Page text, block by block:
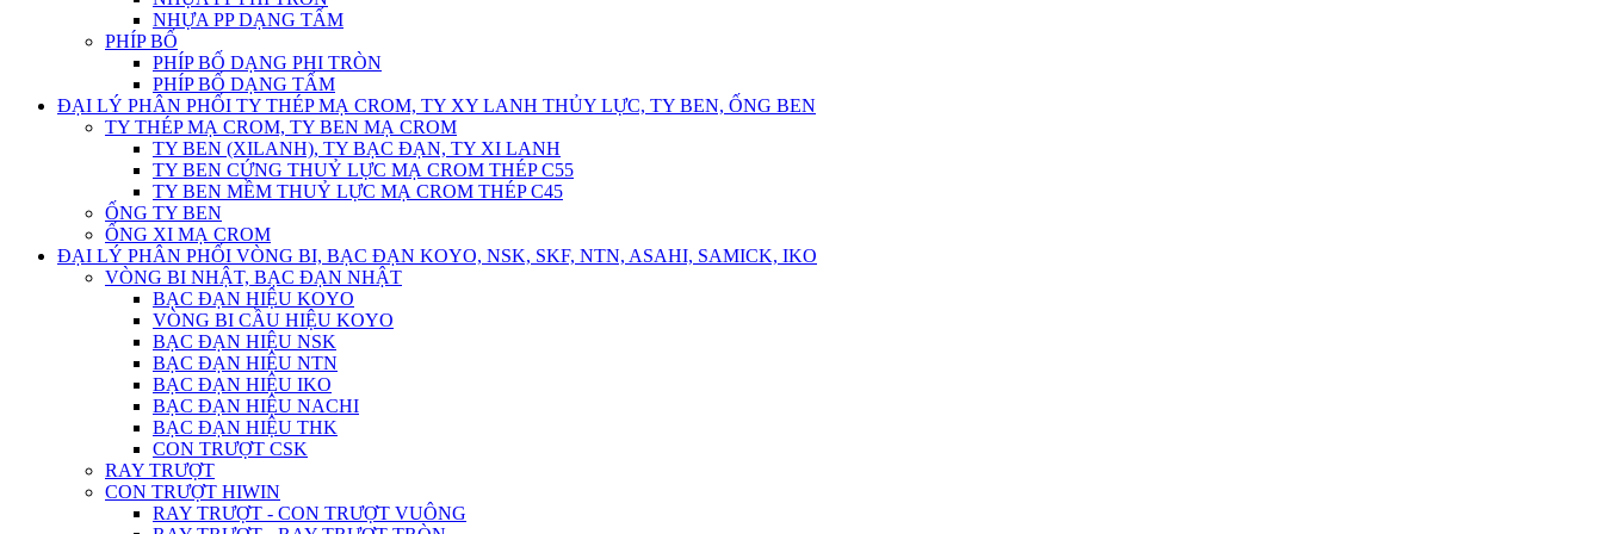
NHỰA PP DẠNG TẤM
PHÍP BỐ
PHÍP BỐ DẠNG PHI TRÒN
PHÍP BỐ DẠNG TẤM
ĐẠI LÝ PHÂN PHỐI TY THÉP MẠ CROM, TY XY LANH THỦY LỰC, TY BEN, ỐNG BEN
TY THÉP MẠ CROM, TY BEN MẠ CROM
TY BEN (XILANH), TY BẠC ĐẠN, TY XI LANH
TY BEN CỨNG THUỶ LỰC MẠ CROM THÉP C55
TY BEN MỀM THUỶ LỰC MẠ CROM THÉP C45
ỐNG TY BEN
ỐNG XI MẠ CROM
ĐẠI LÝ PHÂN PHỐI VÒNG BI, BẠC ĐẠN KOYO, NSK, SKF, NTN, ASAHI, SAMICK, IKO
VÒNG BI NHẬT, BẠC ĐẠN NHẬT
BẠC ĐẠN HIỆU KOYO
VÒNG BI CẦU HIỆU KOYO
BẠC ĐẠN HIỆU NSK
BẠC ĐẠN HIỆU NTN
BẠC ĐẠN HIỆU IKO
BẠC ĐẠN HIỆU NACHI
BẠC ĐẠN HIỆU THK
CON TRƯỢT CSK
RAY TRƯỢT
CON TRƯỢT HIWIN
RAY TRƯỢT - CON TRƯỢT VUÔNG